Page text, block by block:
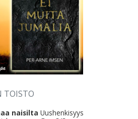
TOISTO
naisilta Uushenkisyys